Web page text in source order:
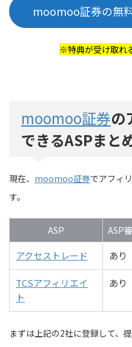
moomoo証券の無
※特典が受け取れ
moomoo証券の
できるASPまと
現在、 moomoo証券でアフィ
す。
ASP ASP
アクセストレード
あり
TCSアフィリエイ
ト
あり
まずは上記の2社に登録して、